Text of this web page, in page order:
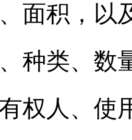
面积，以
种类、数
权人、使